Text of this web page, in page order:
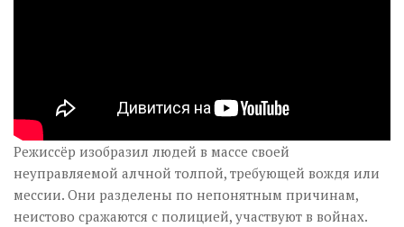
Режиссёр изобразил людей в массе своей
неуправляемой алчной толпой, требующей вождя или
мессии. Они разделены по непонятным причинам,
неистово сражаются с полицией, участвуют в войнах.